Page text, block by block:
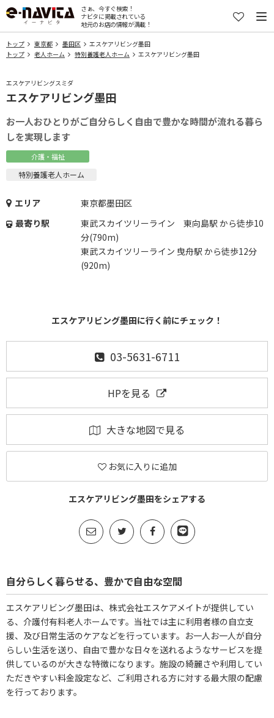
さぁ、今すぐ検索！
ナビタに掲載されている
地元のお店の情報が満載！
トップ 東京都 墨田区
エスケアリビング墨田
トップ
老人ホーム 特別養護老人ホーム エスケアリビング墨田
エスケアリビングスミダ
エスケアリビング墨田
お一人おひとりがご自分らしく自由で豊かな時間が流れる暮ら
しを実現します
介護・福祉
特別養護老人ホーム
エリア
東京都墨田区
最寄り駅
東武スカイツリーライン 東向島駅 から徒歩10
分(790m)
東武スカイツリーライン 曳舟駅 から徒歩12分
(920m)
エスケアリビング墨田に行く前にチェック！
03-5631-6711
HPを見る
大きな地図で見る
お気に入りに追加
エスケアリビング墨田をシェアする
自分らしく暮らせる、豊かで自由な空間
エスケアリビング墨田は、株式会社エスケアメイトが提供してい
る、介護付有料老人ホームです。当社では主に利用者様の自立支
援、及び日常生活のケアなどを行っています。お一人お一人が自分
らしい生活を送り、自由で豊かな日々を送れるようなサービスを提
供しているのが大きな特徴になります。施設の綺麗さや利用してい
ただきやすい料金設定など、ご利用される方に対する最大限の配慮
を行っております。